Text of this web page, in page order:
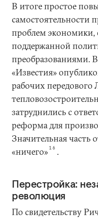
В итоге простое
самостоятельности
проблем экономики,
поддержанной
преобразованиями. В
«Известия»
рабочих передового
затруднились с
реформа для
Значительная часть
«ничего»16 .
Перестройка:
революция
По свидетельству